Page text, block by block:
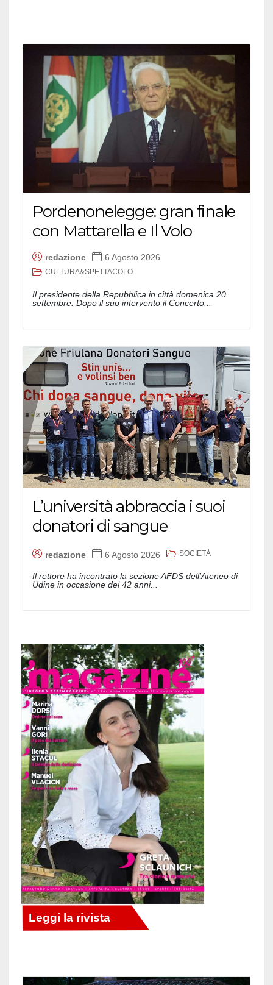
Pordenonelegge: gran finale
con Mattarella e Il Volo
redazione 6 Agosto 2026
CULTURA&SPETTACOLO
Il presidente della Repubblica in città domenica 20
settembre. Dopo il suo intervento il Concerto...
L’università abbraccia i suoi
donatori di sangue
redazione 6 Agosto 2026 SOCIETÀ
Il rettore ha incontrato la sezione AFDS dell'Ateneo di
Udine in occasione dei 42 anni...